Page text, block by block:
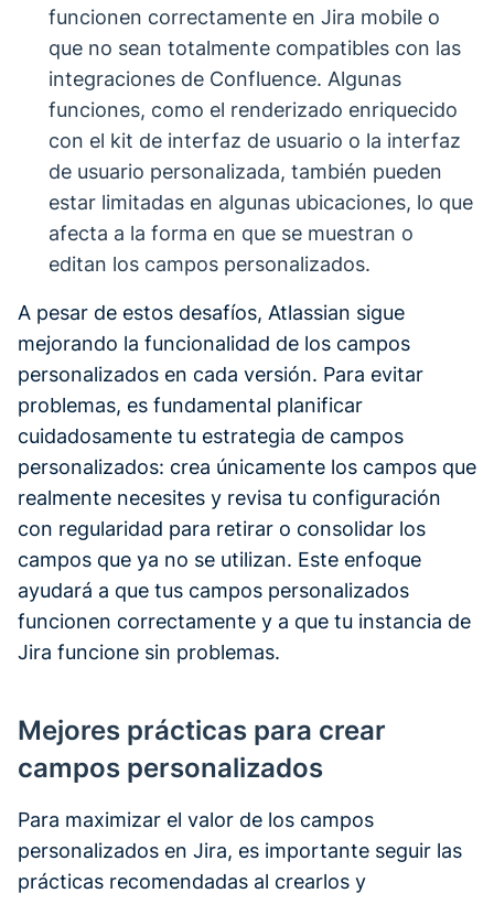
funcionen correctamente en Jira mobile o
que no sean totalmente compatibles con las
integraciones de Confluence. Algunas
funciones, como el renderizado enriquecido
con el kit de interfaz de usuario o la interfaz
de usuario personalizada, también pueden
estar limitadas en algunas ubicaciones, lo que
afecta a la forma en que se muestran o
editan los campos personalizados.
A pesar de estos desafíos, Atlassian sigue
mejorando la funcionalidad de los campos
personalizados en cada versión. Para evitar
problemas, es fundamental planificar
cuidadosamente tu estrategia de campos
personalizados: crea únicamente los campos que
realmente necesites y revisa tu configuración
con regularidad para retirar o consolidar los
campos que ya no se utilizan. Este enfoque
ayudará a que tus campos personalizados
funcionen correctamente y a que tu instancia de
Jira funcione sin problemas.
Mejores prácticas para crear
campos personalizados
Para maximizar el valor de los campos
personalizados en Jira, es importante seguir las
prácticas recomendadas al crearlos y